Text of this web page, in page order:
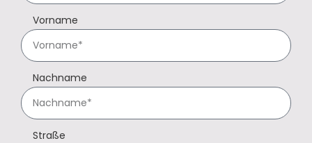
Vorname
Nachname
Straße